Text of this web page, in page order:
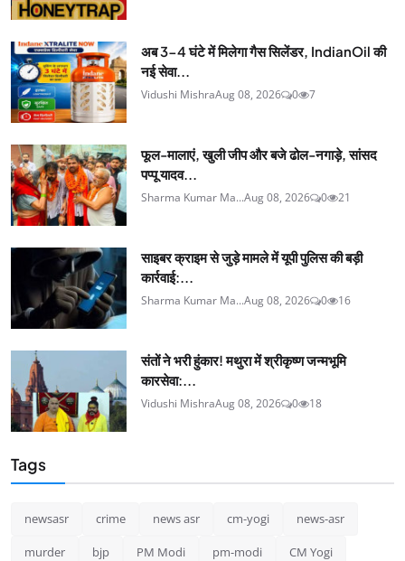
अब 3-4 घंटे में मिलेगा गैस सिलेंडर, IndianOil की
नई सेवा...
Vidushi MishraAug 08, 2026 0 7
फूल-मालाएं, खुली जीप और बजे ढोल-नगाड़े, सांसद
पप्पू यादव...
Sharma Kumar Ma...Aug 08, 2026 0 21
साइबर क्राइम से जुड़े मामले में यूपी पुलिस की बड़ी
कार्रवाई:...
Sharma Kumar Ma...Aug 08, 2026 0 16
संतों ने भरी हुंकार! मथुरा में श्रीकृष्ण जन्मभूमि
कारसेवा:...
Vidushi MishraAug 08, 2026 0 18
Tags
newsasr crime news asr cm-yogi news-asr
murder bjp PM Modi pm-modi CM Yogi